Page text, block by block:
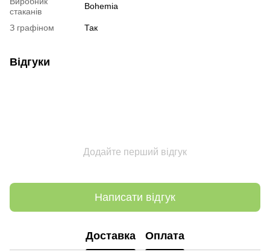
стаканів
Bohemia
З графіном Так
Відгуки
Додайте перший відгук
Написати відгук
Доставка Оплата